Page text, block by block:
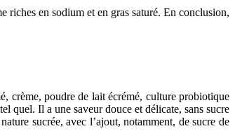
riches en sodium et en gras saturé. En conclusion,
crème, poudre de lait écrémé, culture probiotique
quel. Il a une saveur douce et délicate, sans sucre
sucrée, avec l’ajout, notamment, de sucre de